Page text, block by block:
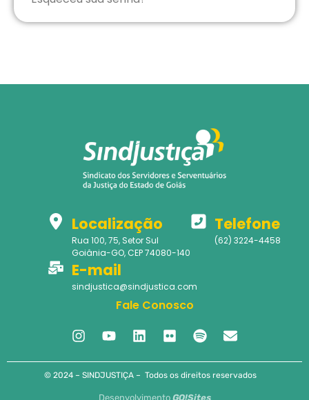
Localização
Rua 100, 75, Setor Sul
Goiânia-GO, CEP 74080-140
Telefone
(62) 3224-4458
E-mail
sindjustica@sindjustica.com
Fale Conosco
© 2024 – SINDJUSTIÇA – Todos os direitos reservados
Desenvolvimento GO!Sites